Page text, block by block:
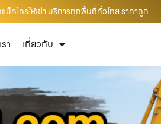
คโครให้เช่า บริการทุกพื้นที่ทั่วไทย ราคาถูก
า เกี่ยวกับ